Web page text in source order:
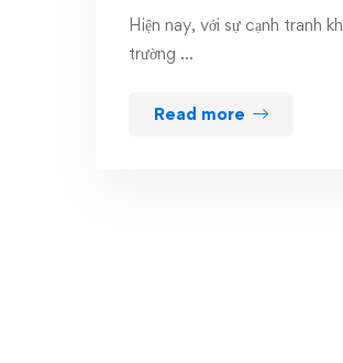
Hiện nay, với sự cạnh tranh
trường …
Read more